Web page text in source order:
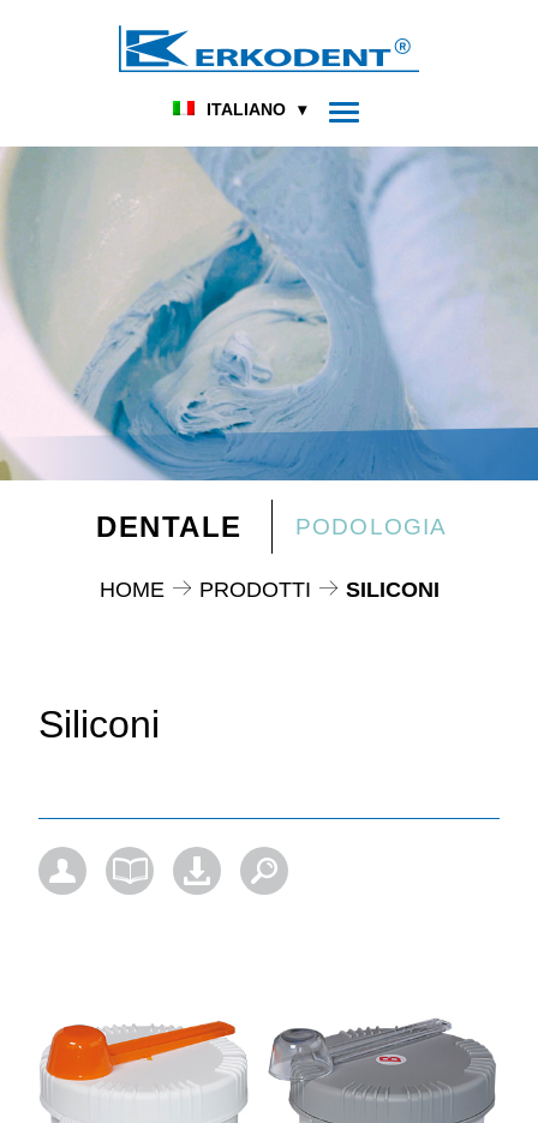
ITALIANO
DENTALE PODOLOGIA
HOME PRODOTTI SILICONI
Siliconi